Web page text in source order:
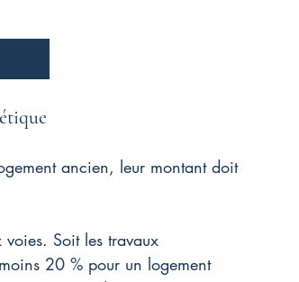
ancien, leur montant doit
Soit les travaux
20 % pour un logement